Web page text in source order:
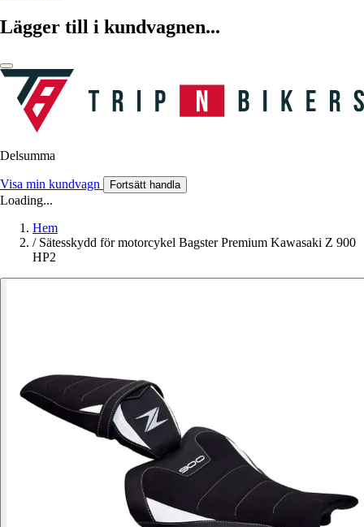
Lägger till i kundvagnen...
Delsumma
Visa min kundvagn Fortsätt handla
Loading...
Hem
/ Sätesskydd för motorcykel Bagster Premium Kawasaki Z 900
HP2